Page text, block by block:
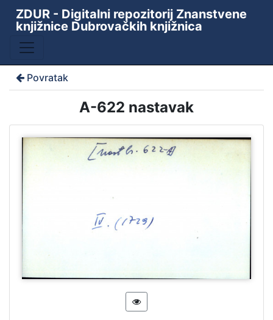
ZDUR - Digitalni repozitorij Znanstvene
knjižnice Dubrovačkih knjižnica
Povratak
A-622 nastavak